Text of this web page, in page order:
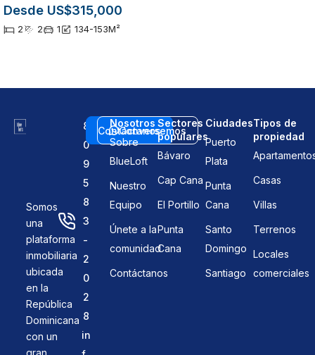
Desde US$315,000
2 2 1 134-153M²
Somos
una
plataforma
inmobiliaria
ubicada
en la
República
Dominicana
con un
gran
8
0
9
5
8
3
-
2
0
2
8
in
Contáctanos
Conversemos
Nosotros
Sobre
BlueLoft
Nuestro
Equipo
Únete a la
comunidad
Contáctanos
Sectores
populares
Bávaro
Cap Cana
El Portillo
Punta
Cana
Ciudades
Puerto
Plata
Punta
Cana
Santo
Domingo
Santiago
Tipos de
propiedad
Casas
Villas
Terrenos
Locales
comerciales